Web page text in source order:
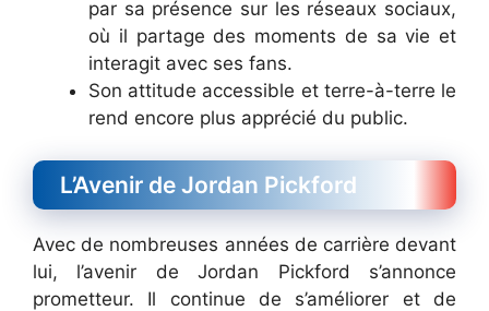
par sa présence sur les réseaux sociaux,
où il partage des moments de sa vie et
interagit avec ses fans.
Son attitude accessible et terre-à-terre le
rend encore plus apprécié du public.
L’Avenir de Jordan Pickford
Avec de nombreuses années de carrière devant
lui, l’avenir de Jordan Pickford s’annonce
prometteur. Il continue de s’améliorer et de